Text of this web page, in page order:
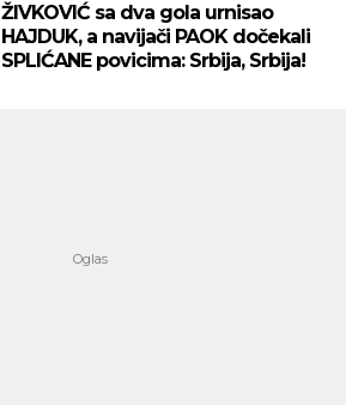
ŽIVKOVIĆ sa dva gola urnisao
HAJDUK, a navijači PAOK dočekali
SPLIĆANE povicima: Srbija, Srbija!